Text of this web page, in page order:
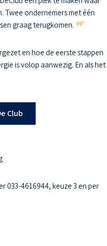
Twee ondernemers met één
graag terugkomen.
en hoe de eerste stappen
is volop aanwezig. En als het
Club
033-4616944, keuze 3 en per